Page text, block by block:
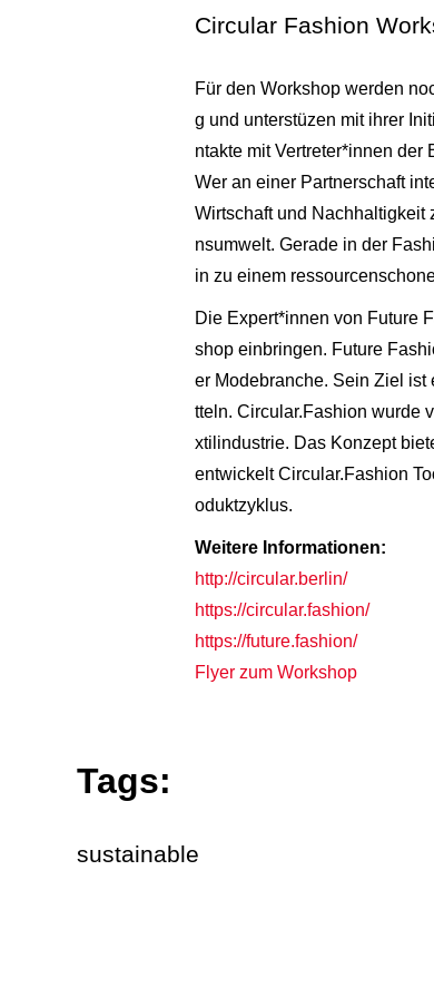
Circular Fashion
Für den Workshop werden
g und unterstüzen mit ihrer
ntakte mit Vertreter*innen
Wer an einer Partnerschaft
Wirtschaft und Nachhaltigkeit
nsumwelt. Gerade in der
in zu einem
Die Expert*innen von Future
shop einbringen. Future
er Modebranche. Sein Ziel ist
tteln. Circular.Fashion wurde
xtilindustrie. Das Konzept
entwickelt Circular.Fashion
oduktzyklus.
Weitere Informationen:
http://circular.berlin/
https://circular.fashion/
https://future.fashion/
Flyer zum Workshop
Tags:
sustainable